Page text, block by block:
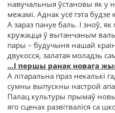
навучальныя ўстановы як у
межамі. Аднак усё гэта
А зараз пануе баль. І зноў, як
кружацца ў вытанчаным
пары – будучыня нашай
двукосся, залатая моладзь
…І першы ранак новага
А літаральна праз некалькі
сумны выпускны настрой
Палац культуры прымаў
яго сценах развітваліся са